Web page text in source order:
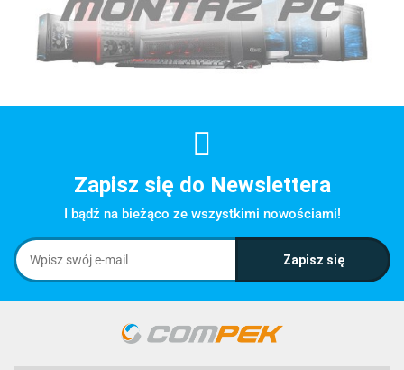
Zapisz się do Newslettera
I bądź na bieżąco ze wszystkimi nowościami!